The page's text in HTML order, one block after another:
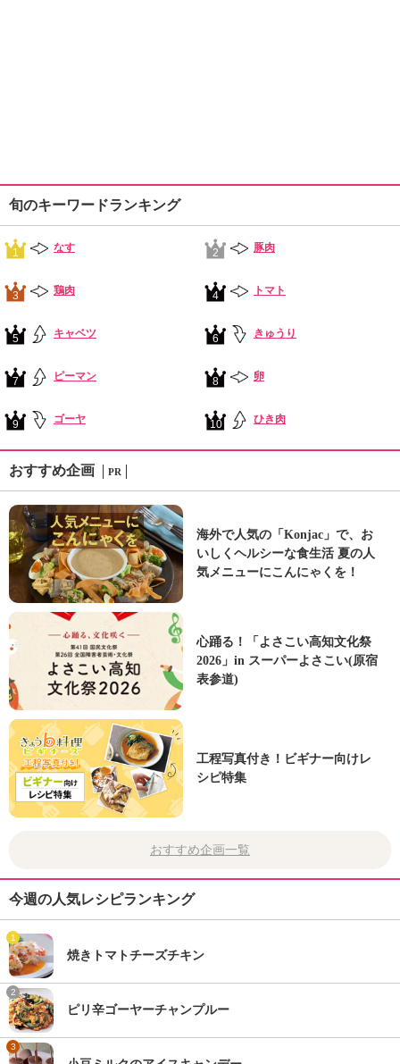
旬のキーワードランキング
1 なす 2 豚肉
3 鶏肉 4 トマト
5 キャベツ 6 きゅうり
7 ピーマン 8 卵
9 ゴーヤ 10 ひき肉
おすすめ企画 PR
海外で人気の「Konjac」で、お
いしくヘルシーな食生活 夏の人
気メニューにこんにゃくを！
心踊る！「よさこい高知文化祭
2026」in スーパーよさこい(原宿
表参道)
工程写真付き！ビギナー向けレ
シピ特集
おすすめ企画一覧
今週の人気レシピランキング
1
焼きトマトチーズチキン
2
ピリ辛ゴーヤーチャンプルー
3